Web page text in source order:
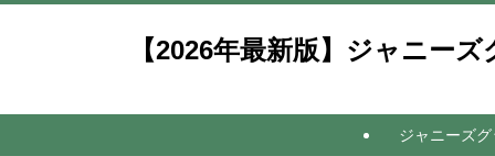
【2026年最新版】ジャニー
ジャニーズ